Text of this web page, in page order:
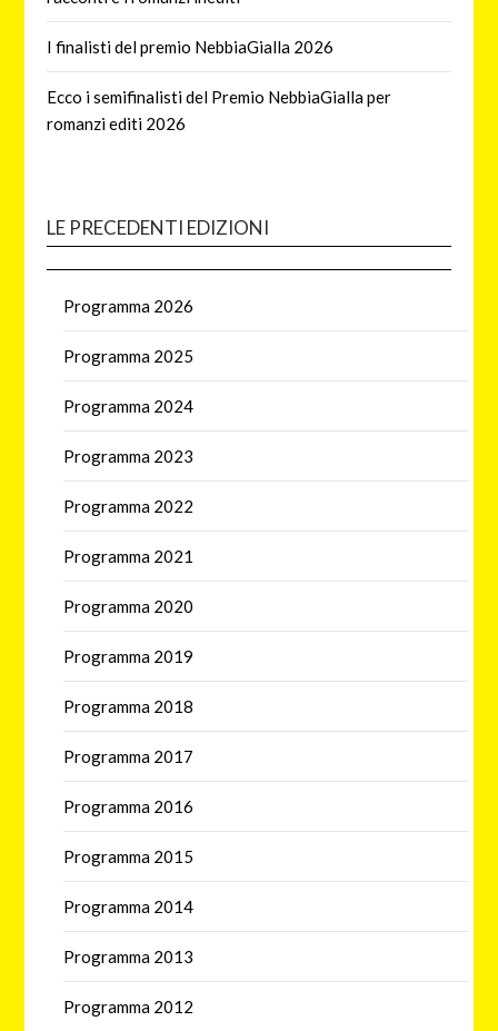
I finalisti del premio NebbiaGialla 2026
Ecco i semifinalisti del Premio NebbiaGialla per
romanzi editi 2026
LE PRECEDENTI EDIZIONI
Programma 2026
Programma 2025
Programma 2024
Programma 2023
Programma 2022
Programma 2021
Programma 2020
Programma 2019
Programma 2018
Programma 2017
Programma 2016
Programma 2015
Programma 2014
Programma 2013
Programma 2012